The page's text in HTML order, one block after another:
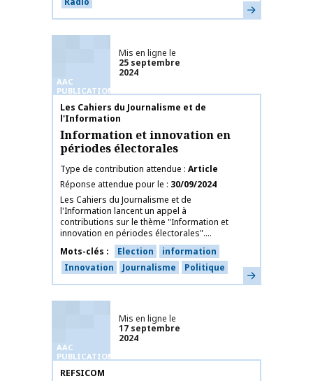
En savoir plus
AAC
PUBLICATIONS
Mis en ligne le
25 septembre
2024
Nom de la publication
Les Cahiers du Journalisme et de
l'Information
Information et innovation en
périodes électorales
Type de contribution attendue Article
Réponse attendue pour le
30/09/2024
Les Cahiers du Journalisme et de
l'Information lancent un appel à
contributions sur le thème "Information et
innovation en périodes électorales"....
Mots-clés
Election
information
Innovation
Journalisme Politique En savoir plus
AAC
PUBLICATIONS
Mis en ligne le
17 septembre
2024
Nom de la publication
REFSICOM